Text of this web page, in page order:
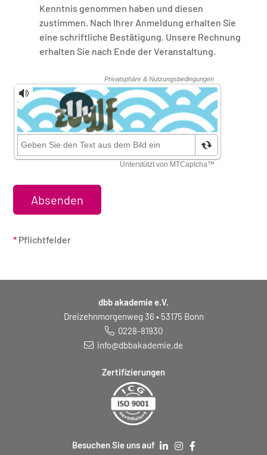
Kenntnis genommen haben und diesen
zustimmen. Nach Ihrer Anmeldung erhalten Sie
eine schriftliche Bestätigung. Unsere Rechnung
erhalten Sie nach Ende der Veranstaltung.
Sicherheitsüberprüfung
* Pflichtfelder
dbb akademie e.V.
Dreizehnmorgenweg 36 • 53175 Bonn
0228-81930
info@dbbakademie.de
Zertifizierungen
Besuchen Sie uns auf